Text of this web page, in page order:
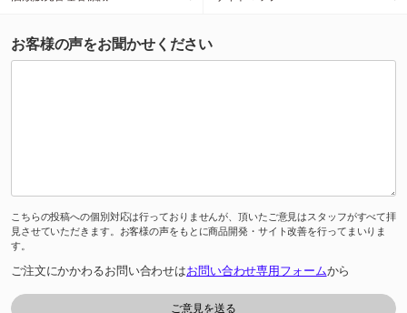
お客様の声をお聞かせください
こちらの投稿への個別対応は行っておりませんが、頂いたご意見はスタッフがすべて拝
見させていただきます。お客様の声をもとに商品開発・サイト改善を行ってまいりま
す。
ご注文にかかわるお問い合わせはお問い合わせ専用フォームから